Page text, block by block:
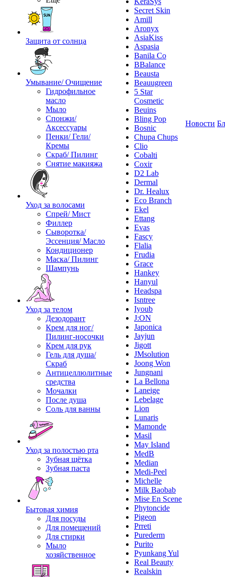
Защита от солнца
Умывание/ Очищение
Гидрофильное
масло
Мыло
Спонжи/
Аксессуары
Пенки/ Гели/
Кремы
Скраб/ Пилинг
Снятие макияжа
Уход за волосами
Спрей/ Мист
Филлер
Сыворотка/
Эссенция/ Масло
Кондиционер
Маска/ Пилинг
Шампунь
Уход за телом
Дезодорант
Крем для ног/
Пилинг-носочки
Крем для рук
Гель для душа/
Скраб
Антицеллюлитные
средства
Мочалки
После душа
Соль для ванны
Уход за полостью рта
Зубная щётка
Зубная паста
Бытовая химия
Для посуды
Для помещений
Для стирки
Мыло
хозяйственное
Secret Skin
Amill
Aronyx
AsiaKiss
Aspasia
Banila Co
BBalance
Beausta
Beauugreen
5 Star
Cosmetic
Beuins
Bling Pop
Bosnic
Chupa Chups
Clio
Cobalti
Coxir
D2 Lab
Dermal
Dr. Healux
Eco Branch
Ekel
Ettang
Evas
Fascy
Flalia
Frudia
Grace
Hankey
Hanyul
Headspa
Isntree
Iyoub
J:ON
Japonica
Jayjun
Jigott
JMsolution
Joong Won
Jungnani
La Bellona
Laneige
Lebelage
Lion
Lunaris
Mamonde
Masil
May Island
MedB
Median
Medi-Peel
Michelle
Milk Baobab
Mise En Scene
Phytoncide
Pigeon
Prreti
Purederm
Purito
Pyunkang Yul
Real Beauty
Realskin
Новости